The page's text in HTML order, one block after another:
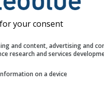
your consent
and content, advertising and
research and services
on a device